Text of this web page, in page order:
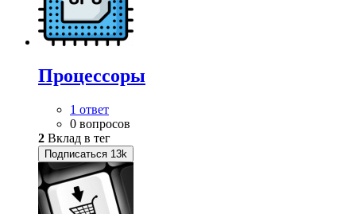
Процессоры
1 ответ
0 вопросов
2 Вклад в тег
Подписаться 13k